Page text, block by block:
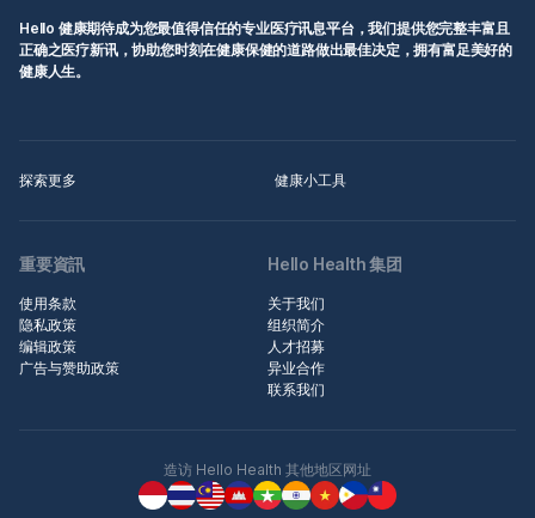
Hello 健康期待成为您最值得信任的专业医疗讯息平台，我们提供您完整丰富且
正确之医疗新讯，协助您时刻在健康保健的道路做出最佳决定，拥有富足美好的
健康人生。
探索更多 健康小工具
重要資訊
使用条款
隐私政策
编辑政策
广告与赞助政策
Hello Health 集团
关于我们
组织简介
人才招募
异业合作
联系我们
造访 Hello Health 其他地区网址